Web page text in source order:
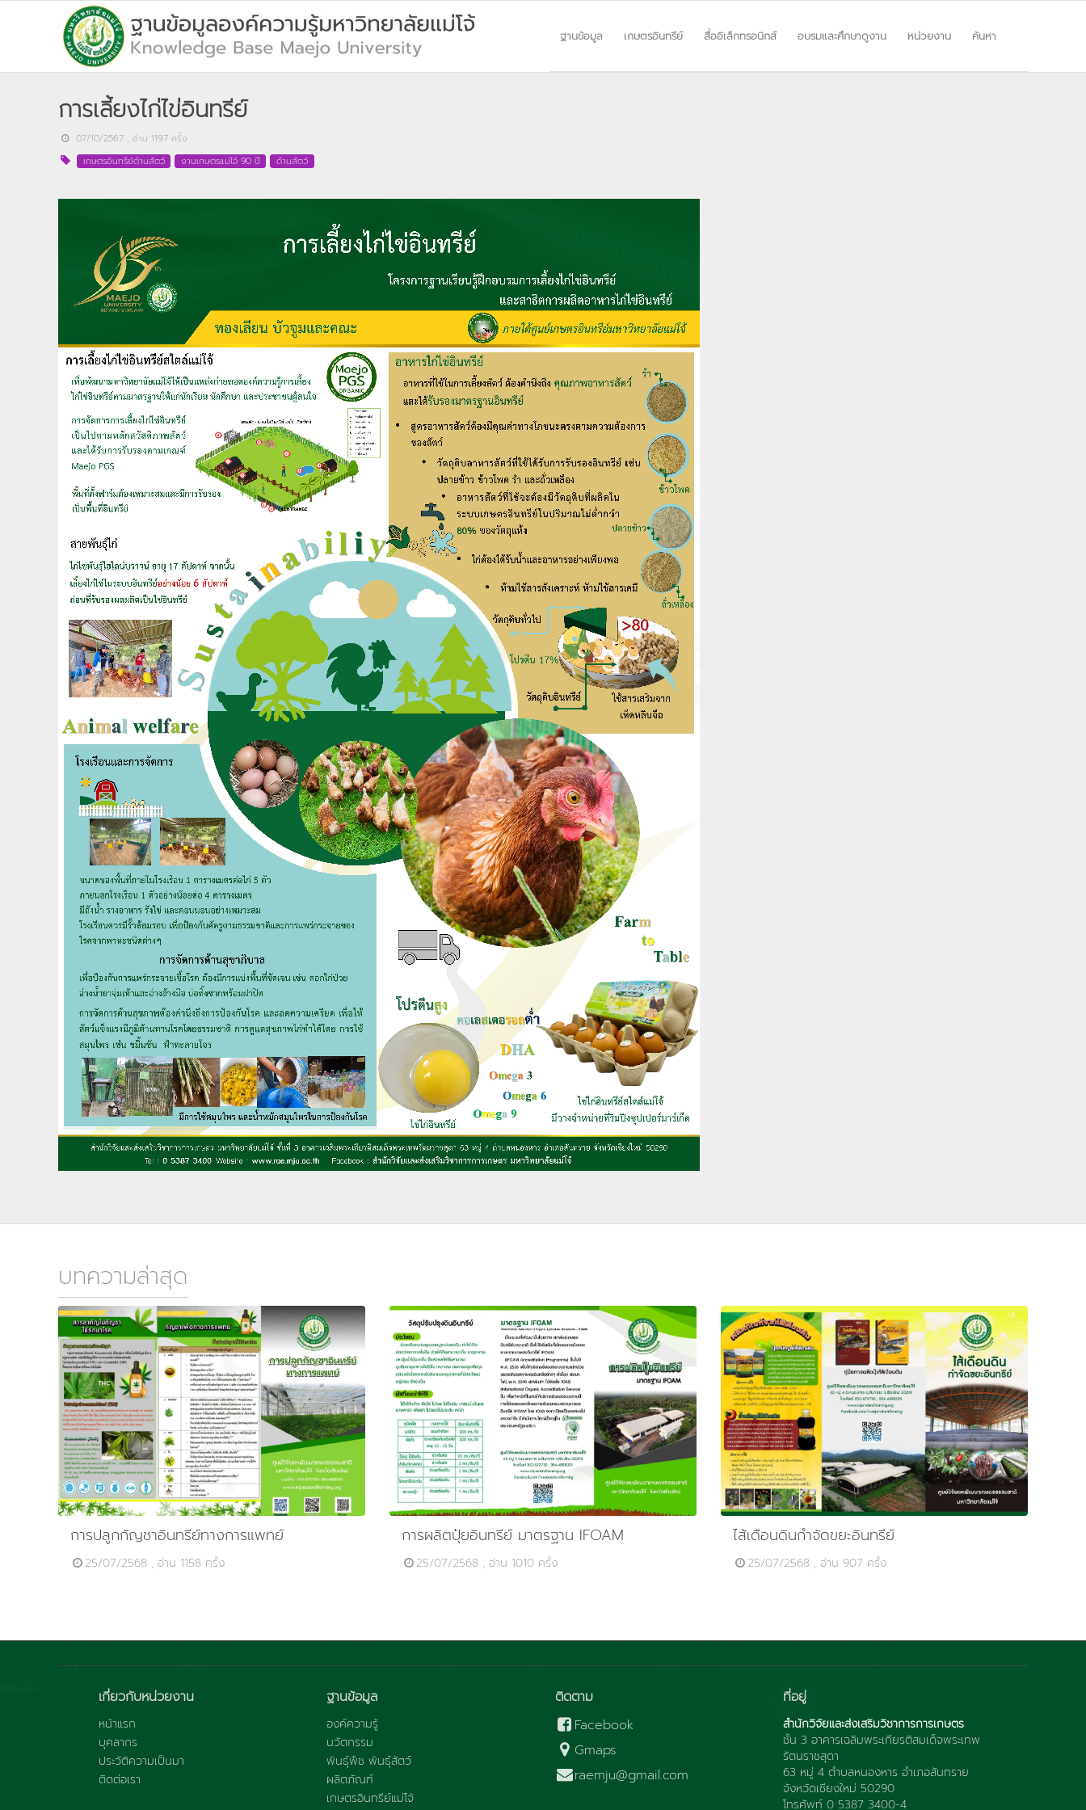
ฐานข้อมูล เกษตรอินทรีย์ สื่ออิเล็กทรอนิกส์ อบรมและศึกษาดูงาน หน่วยงาน ค้นหา
การเลี้ยงไก่ไข่อินทรีย์
07/10/2567 , อ่าน 1197 ครั้ง
เกษตรอินทรีย์ด้านสัตว์
งานเกษตรแม่โจ้ 90 ปี ด้านสัตว์
บทความล่าสุด
การปลูกกัญชาอินทรีย์ทางการแพทย์
25/07/2568 , อ่าน 1158 ครั้ง
การผลิตปุ๋ยอินทรีย์ มาตรฐาน IFOAM
25/07/2568 , อ่าน 1010 ครั้ง
ไส้เดือนดินกำจัดขยะอินทรีย์
25/07/2568 , อ่าน 907 ครั้ง
เกี่ยวกับหน่วยงาน
หน้าแรก
บุคลากร
ประวัติความเป็นมา
ติดต่อเรา
ฐานข้อมูล
องค์ความรู้
นวัตกรรม
พันธุ์พืช พันธุ์สัตว์
ผลิตภัณฑ์
เกษตรอินทรีย์แม่โจ้
ติดตาม
Facebook
Gmaps
raemju@gmail.com
ที่อยู่
สำนักวิจัยและส่งเสริมวิชาการการเกษตร
ชั้น 3 อาคารเฉลิมพระเกียรติสมเด็จพระเทพ
รัตนราชสุดา
63 หมู่ 4 ตำบลหนองหาร อำเภอสันทราย
จังหวัดเชียงใหม่ 50290
โทรศัพท์ 0 5387 3400-4